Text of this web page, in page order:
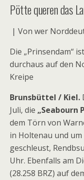
Pötte queren das
| Von wer
Die „Prinsendam“
durchaus auf den
Kreipe
Brunsbüttel / Kiel.
Juli, die „Seabourn
dem Törn von
in Holtenau und
geschleust,
Uhr. Ebenfalls am
(28.258 BRZ) auf